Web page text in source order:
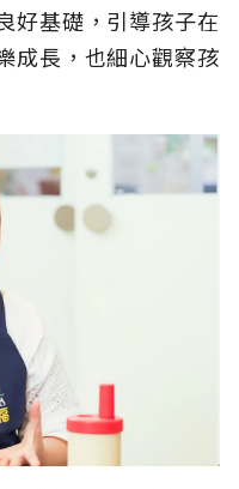
好基礎，引導孩子在
成長，也細心觀察孩